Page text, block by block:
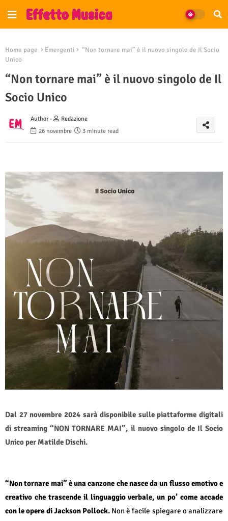
Home page Emergenti
“Non tornare mai” è il nuovo singolo de Il Socio
Unico
“Non tornare mai” è il nuovo singolo de Il
Socio Unico
Author -
Redazione
26 novembre
3 minute read
Dal 27 novembre 2024 sarà disponibile sulle piattaforme digitali
di streaming “NON TORNARE MAI”, il nuovo singolo de Il Socio
Unico per Matilde Dischi.
“Non tornare mai” è una canzone che nasce da un flusso emotivo e
creativo che trascende il linguaggio verbale, un po’ come accade
con le opere di Jackson Pollock.Non è facile spiegare o analizzare